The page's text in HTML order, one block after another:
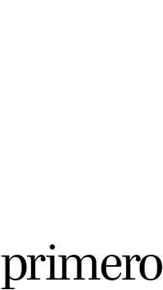
primero